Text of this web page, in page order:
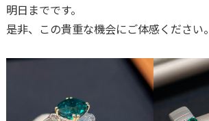
明日までです。
是非、この貴重な機会にご体感ください。